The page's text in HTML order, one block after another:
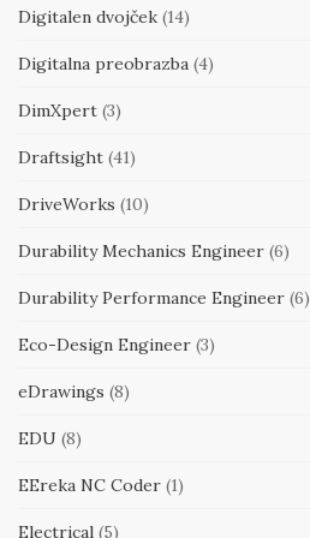
Digitalen dvojček (14)
Digitalna preobrazba (4)
DimXpert (3)
Draftsight (41)
DriveWorks (10)
Durability Mechanics Engineer (6)
Durability Performance Engineer (6)
Eco-Design Engineer (3)
eDrawings (8)
EDU (8)
EEreka NC Coder (1)
Electrical (5)